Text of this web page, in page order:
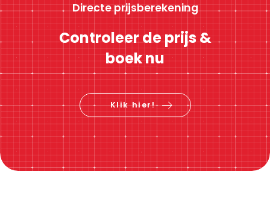
Directe prijsberekening
Controleer de prijs &
boek nu
Klik hier!